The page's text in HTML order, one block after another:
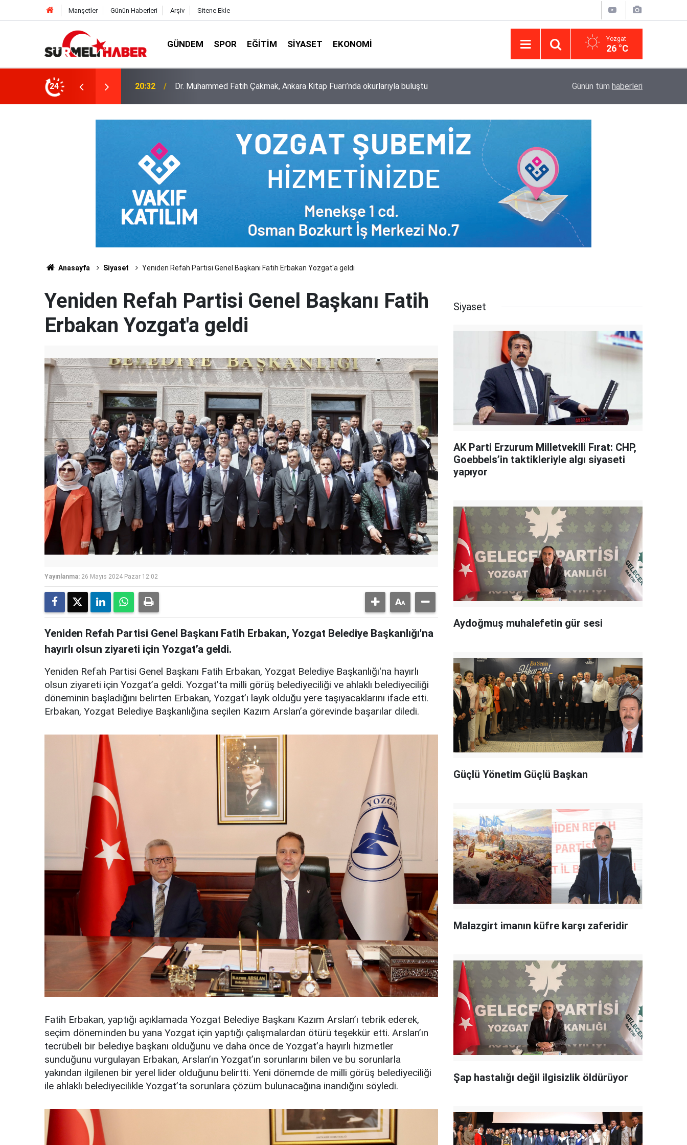
Manşetler Günün Haberleri Arşiv Sitene Ekle
GÜNDEM SPOR EĞITIM SIYASET EKONOMI Yozgat
26 °C
24
okurlarıyla buluştu 14:52 Diyanet İşleri Başkanlığı ile Türkiye Diyanet Vakfı milyonları sevindirdi Yargıtay’da iletişim hamlesi: Kurumsal
Günün tüm haberleri
Anasayfa Siyaset Yeniden Refah Partisi Genel Başkanı Fatih Erbakan Yozgat'a geldi
Yeniden Refah Partisi Genel Başkanı Fatih
Erbakan Yozgat'a geldi
Yayınlanma: 26 Mayıs 2024 Pazar 12:02
Yeniden Refah Partisi Genel Başkanı Fatih Erbakan, Yozgat Belediye Başkanlığı'na
hayırlı olsun ziyareti için Yozgat’a geldi.
Yeniden Refah Partisi Genel Başkanı Fatih Erbakan, Yozgat Belediye Başkanlığı'na hayırlı
olsun ziyareti için Yozgat’a geldi. Yozgat’ta milli görüş belediyeciliği ve ahlaklı belediyeciliği
döneminin başladığını belirten Erbakan, Yozgat’ı layık olduğu yere taşıyacaklarını ifade etti.
Erbakan, Yozgat Belediye Başkanlığına seçilen Kazım Arslan’a görevinde başarılar diledi.
Fatih Erbakan, yaptığı açıklamada Yozgat Belediye Başkanı Kazım Arslan’ı tebrik ederek,
seçim döneminden bu yana Yozgat için yaptığı çalışmalardan ötürü teşekkür etti. Arslan’ın
tecrübeli bir belediye başkanı olduğunu ve daha önce de Yozgat’a hayırlı hizmetler
sunduğunu vurgulayan Erbakan, Arslan’ın Yozgat’ın sorunlarını bilen ve bu sorunlarla
yakından ilgilenen bir yerel lider olduğunu belirtti. Yeni dönemde de milli görüş belediyeciliği
ile ahlaklı belediyecilikle Yozgat’ta sorunlara çözüm bulunacağına inandığını söyledi.
Siyaset
AK Parti Erzurum Milletvekili Fırat: CHP,
Goebbels’in taktikleriyle algı siyaseti
yapıyor
Aydoğmuş muhalefetin gür sesi
Güçlü Yönetim Güçlü Başkan
Malazgirt imanın küfre karşı zaferidir
Şap hastalığı değil ilgisizlik öldürüyor